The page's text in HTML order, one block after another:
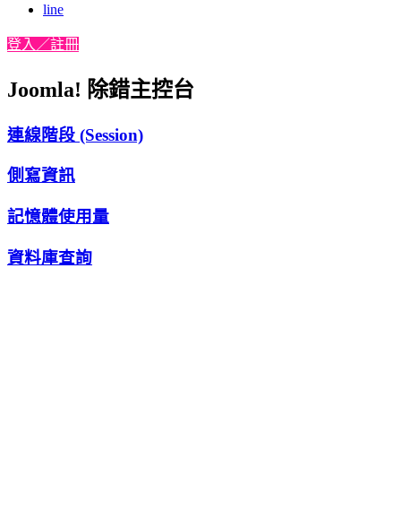
line
登入／註冊
Joomla! 除錯主控台
連線階段 (Session)
側寫資訊
記憶體使用量
資料庫查詢